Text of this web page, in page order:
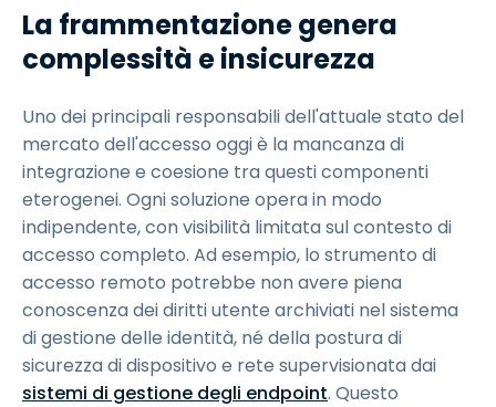
La frammentazione genera
complessità e insicurezza
Uno dei principali responsabili dell'attuale stato del
mercato dell'accesso oggi è la mancanza di
integrazione e coesione tra questi componenti
eterogenei. Ogni soluzione opera in modo
indipendente, con visibilità limitata sul contesto di
accesso completo. Ad esempio, lo strumento di
accesso remoto potrebbe non avere piena
conoscenza dei diritti utente archiviati nel sistema
di gestione delle identità, né della postura di
sicurezza di dispositivo e rete supervisionata dai
sistemi di gestione degli endpoint. Questo